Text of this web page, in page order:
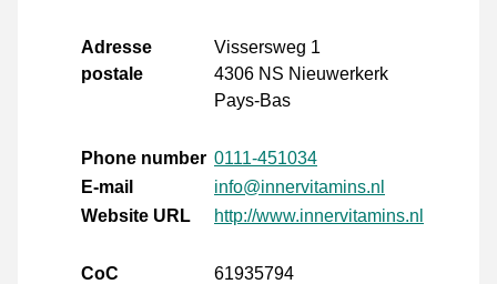
Adresse
postale
Vissersweg 1
4306 NS Nieuwerkerk
Pays-Bas
Phone number 0111-451034
E-mail
info@innervitamins.nl
Website URL
http://www.innervitamins.nl
CoC
61935794